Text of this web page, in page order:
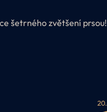
šetrného zvětšení prsou!